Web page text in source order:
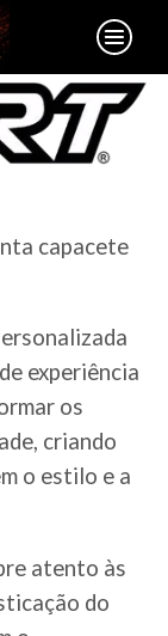
capacete
experiência
os
criando
o estilo e a
atento às
do